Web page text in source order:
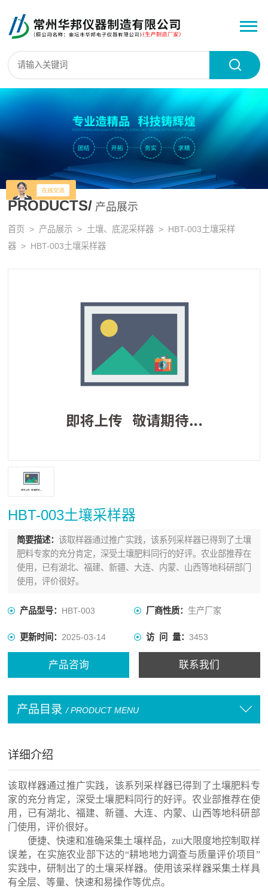
PRODUCTS/ 产品展示
首页 > 产品展示 > 土壤、底泥采样器 > HBT-003土壤采样
器 > HBT-003土壤采样器
HBT-003土壤采样器
简要描述： 该取样器通过推广实践，该系列采样器已得到了土壤
肥料专家的充分肯定，深受土壤肥料同行的好评。农业部推荐在
使用，已有湖北、福建、新疆、大连、内蒙、山西等地科研部门
使用，评价很好。
产品型号： HBT-003 厂商性质： 生产厂家
更新时间：2025-03-14 访 问 量： 3453
产品咨询 联系我们
产品目录 / PRODUCT MENU
详细介绍
该取样器通过推广实践，该系列采样器已得到了土壤肥料专
家的充分肯定，深受土壤肥料同行的好评。农业部推荐在使
用，已有湖北、福建、新疆、大连、内蒙、山西等地科研部
门使用，评价很好。
便捷、快速和准确采集土壤样品，zui大限度地控制取样
误差，在实施农业部下达的“耕地地力调查与质量评价项目 ”
实践中，研制出了的土壤采样器。使用该采样器采集土样具
有全层、等量、快速和易操作等优点。